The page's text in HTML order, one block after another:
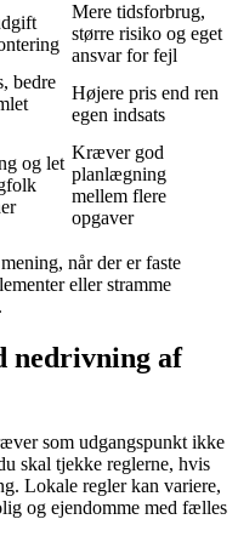
Mere tidsforbrug,
større risiko og eget
ansvar for fejl
bedre
Højere pris end ren
egen indsats
og let
Kræver god
planlægning
mellem flere
opgaver
når der er faste
eller stramme
nedrivning af
som udgangspunkt ikke
skal tjekke reglerne, hvis
Lokale regler kan variere,
og ejendomme med fælles